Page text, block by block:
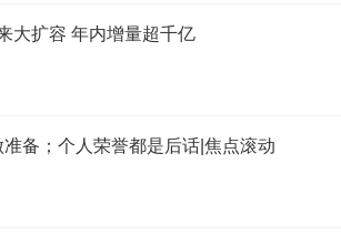
大扩容 年内增量超千亿
备；个人荣誉都是后话|焦点滚动